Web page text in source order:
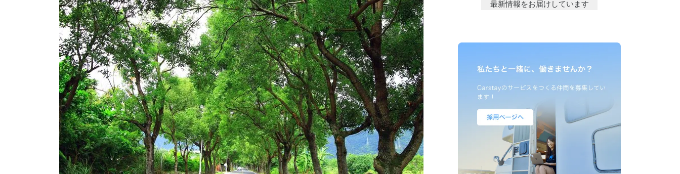
最新情報をお届けしています